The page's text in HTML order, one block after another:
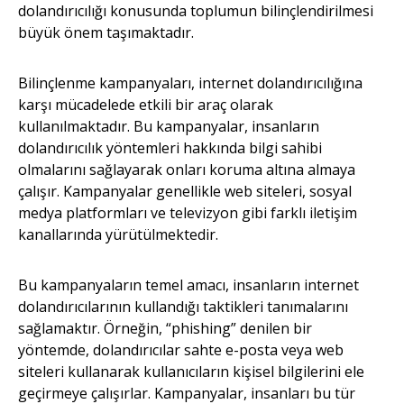
dolandırıcılığı konusunda toplumun bilinçlendirilmesi
büyük önem taşımaktadır.
Bilinçlenme kampanyaları, internet dolandırıcılığına
karşı mücadelede etkili bir araç olarak
kullanılmaktadır. Bu kampanyalar, insanların
dolandırıcılık yöntemleri hakkında bilgi sahibi
olmalarını sağlayarak onları koruma altına almaya
çalışır. Kampanyalar genellikle web siteleri, sosyal
medya platformları ve televizyon gibi farklı iletişim
kanallarında yürütülmektedir.
Bu kampanyaların temel amacı, insanların internet
dolandırıcılarının kullandığı taktikleri tanımalarını
sağlamaktır. Örneğin, “phishing” denilen bir
yöntemde, dolandırıcılar sahte e-posta veya web
siteleri kullanarak kullanıcıların kişisel bilgilerini ele
geçirmeye çalışırlar. Kampanyalar, insanları bu tür